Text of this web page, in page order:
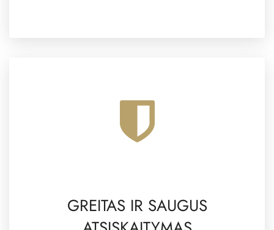
GREITAS IR SAUGUS